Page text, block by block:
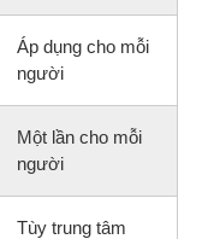
Áp dụng cho mỗi
người
Một lần cho mỗi
người
Tùy trung tâm